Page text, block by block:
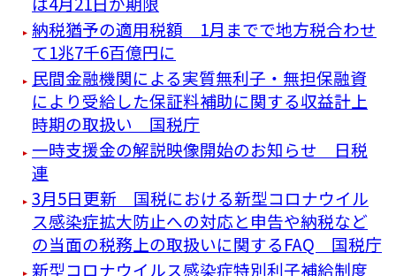
納税猶予の適用税額 1月までで地方税合わせ
て1兆7千6百億円に
民間金融機関による実質無利子・無担保融資
により受給した保証料補助に関する収益計上
時期の取扱い 国税庁
一時支援金の解説映像開始のお知らせ 日税
連
3月5日更新 国税における新型コロナウイル
ス感染症拡大防止への対応と申告や納税など
の当面の税務上の取扱いに関するFAQ 国税庁
新型コロナウイルス感染症特別利子補給制度